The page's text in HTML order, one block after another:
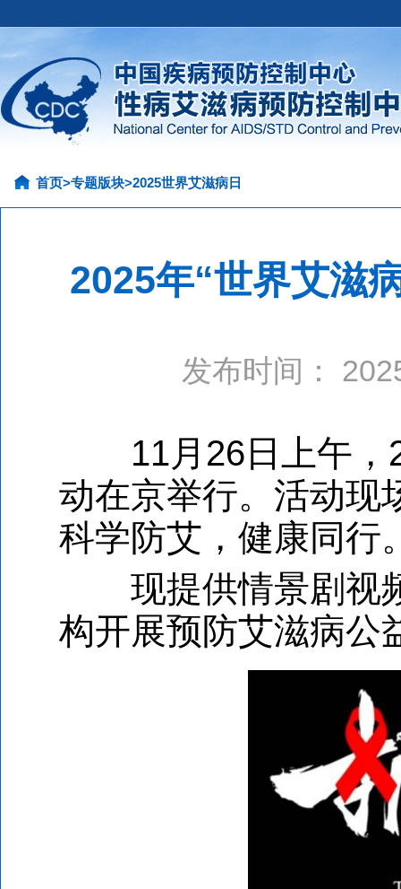
首页>专题版块>2025世界艾滋病日
2025年“世界艾滋
发布时间：
11月 26 日上午，
动在京举行。活动现
科学防艾，健康同行
现提供情景剧视
构开展预防艾滋病公